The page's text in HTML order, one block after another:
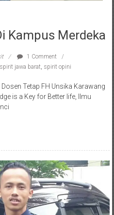
Kampus Merdeka
1 Comment
spirit jawa barat, spirit opini
Dosen Tetap FH Unsika Karawang
is a Key for Better life, Ilmu